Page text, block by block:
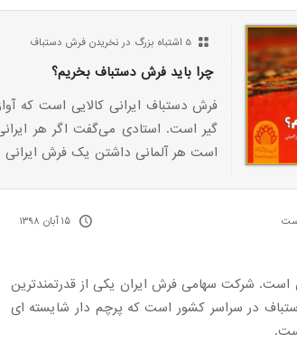
5 اشتباه بزرگ در نخریدن فرش دستباف
چرا باید فرش دستباف بخریم؟
فرش دستباف ایرانی کالایی است که
گیر است. استادی می‌گفت اگر هر
است هر آلمانی داشتن یک فرش ایرانی
۱۵ آبان ۱۳۹۸
شرکت سهامی فرش ایران یکی از قدرتمندترین
در سراسر کشور است که پرچم دار شایسته ای